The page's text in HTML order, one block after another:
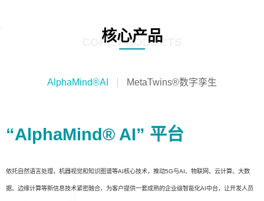
核心产品
CORE PRODUCTS
AlphaMind®AI MetaTwins®数字孪生
“AlphaMind® AI” 平台
依托自然语言处理，机器视觉和知识图谱等AI核心技术，推动5G与AI、物联网、云计算、大数
据、边缘计算等新信息技术紧密融合，为客户提供一套成熟的企业级智能化AI中台，让开发人员